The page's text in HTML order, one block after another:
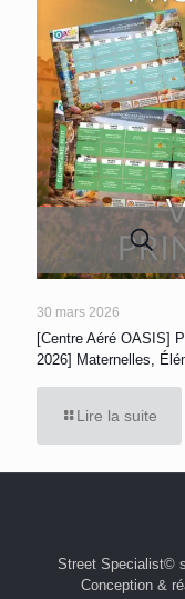
30 mars 2026
[Centre Aéré OASIS]
2026] Maternelles,
Lire la suite
Street Specialist©
Conception &